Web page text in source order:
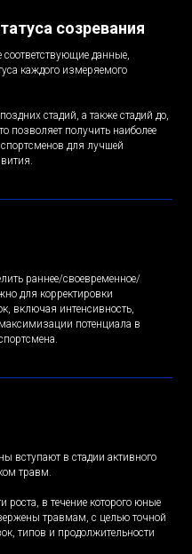
созревания
соответствующие данные,
каждого измеряемого
стадий, а также стадий до,
позволяет получить наиболее
для лучшей
раннее/своевременное/
для корректировки
включая интенсивность,
потенциала в
вступают в стадии активного
травм.
роста, в течение которого юные
травмам, с целью точной
типов и продолжительности